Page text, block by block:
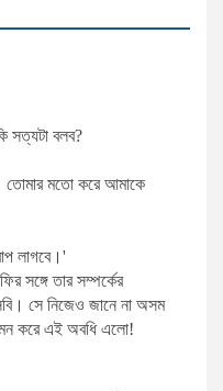
সত্যটা বলব?
তােমার মতাে করে আমাকে
লাগবে।'
সঙ্গে তার সম্পর্কের
সে নিজেও জানে না অসম
করে এই অবধি এলাে!